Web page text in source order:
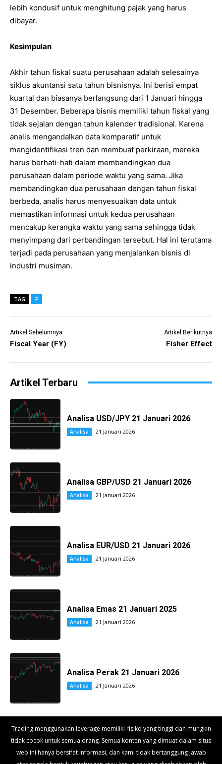
lebih kondusif untuk menghitung pajak yang harus
dibayar.
Kesimpulan
Akhir tahun fiskal suatu perusahaan adalah selesainya
siklus akuntansi satu tahun bisnisnya. Ini berisi empat
kuartal dan biasanya berlangsung dari 1 Januari hingga
31 Desember. Beberapa bisnis memiliki tahun fiskal yang
tidak sejalan dengan tahun kalender tradisional. Karena
analis mengandalkan data komparatif untuk
mengidentifikasi tren dan membuat perkiraan, mereka
harus berhati-hati dalam membandingkan dua
perusahaan dalam periode waktu yang sama. Jika
membandingkan dua perusahaan dengan tahun fiskal
berbeda, analis harus menyesuaikan data untuk
memastikan informasi untuk kedua perusahaan
mencakup kerangka waktu yang sama sehingga tidak
menyimpang dari perbandingan tersebut. Hal ini terutama
terjadi pada perusahaan yang menjalankan bisnis di
industri musiman.
TAG F
Artikel Sebelumnya
Fiscal Year (FY)
Artikel Berikutnya
Fisher Effect
Artikel Terbaru
Analisa USD/JPY 21 Januari 2026
Analisa 21 Januari 2026
Analisa GBP/USD 21 Januari 2026
Analisa 21 Januari 2026
Analisa EUR/USD 21 Januari 2026
Analisa 21 Januari 2026
Analisa Emas 21 Januari 2025
Analisa 21 Januari 2026
Analisa Perak 21 Januari 2026
Analisa 21 Januari 2026
Trading menggunakan leverage memiliki risiko yang tinggi dan mungkin
tidak cocok untuk semua orang. Semua konten yang dimuat dalam situs
web ini hanya bersifat informasi, dan kami tidak bertanggung jawab